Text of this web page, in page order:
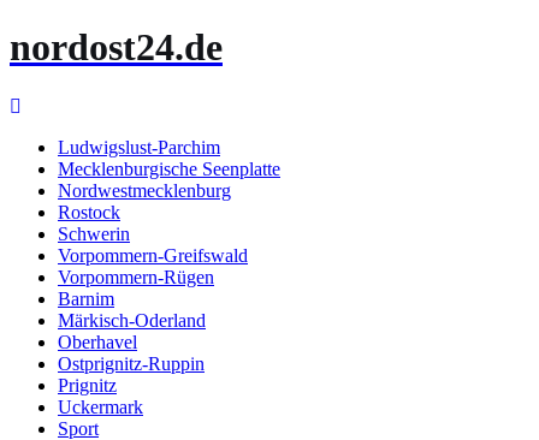
Inhalt
nordost24.de
Ludwigslust-Parchim
Mecklenburgische Seenplatte
Nordwestmecklenburg
Rostock
Schwerin
Vorpommern-Greifswald
Vorpommern-Rügen
Barnim
Märkisch-Oderland
Oberhavel
Ostprignitz-Ruppin
Prignitz
Uckermark
Sport